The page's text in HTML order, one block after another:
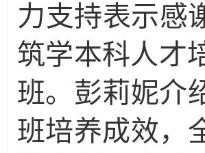
力支持表示感
筑学本科人才
班。彭莉妮介
班培养成效，